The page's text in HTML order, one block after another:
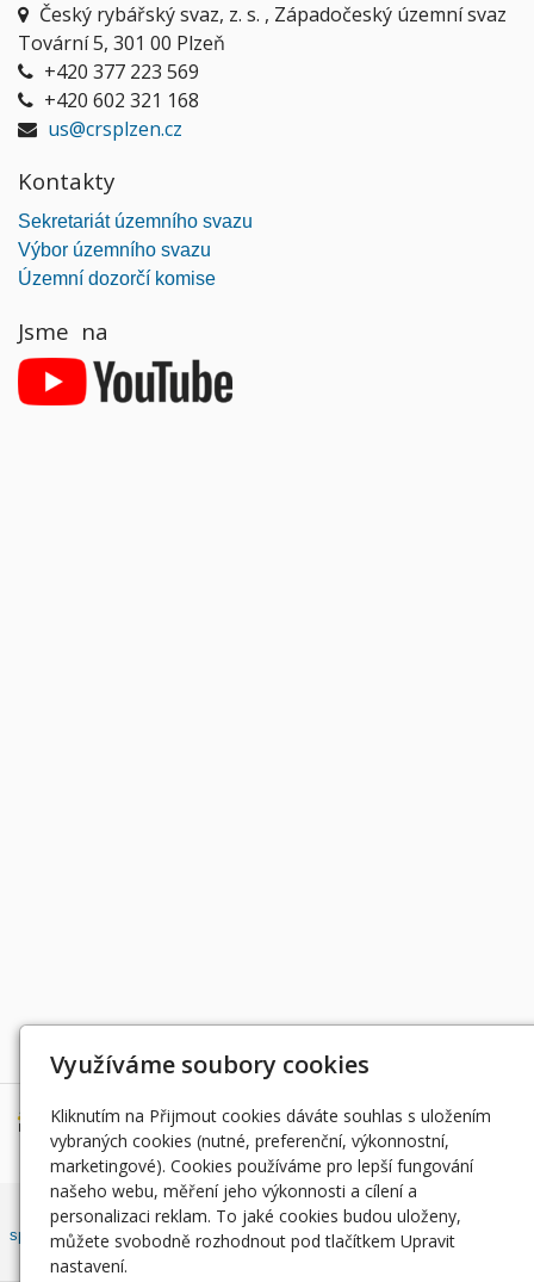
Český rybářský svaz, z. s. , Západočeský územní svaz
Tovární 5, 301 00 Plzeň
+420 377 223 569
+420 602 321 168
us@crsplzen.cz
Kontakty
Sekretariát územního svazu
Výbor územního svazu
Územní dozorčí komise
Jsme na
Děkujeme za podporu
Český rybářský svaz, z. s. , Západočeský územní svaz zapsán ve
spolkovém rejstříku, vedeným Městským soudem v Praze, oddíl L, vložka
Využíváme soubory cookies
Kliknutím na Přijmout cookies dáváte souhlas s uložením
vybraných cookies (nutné, preferenční, výkonnostní,
marketingové). Cookies používáme pro lepší fungování
našeho webu, měření jeho výkonnosti a cílení a
personalizaci reklam. To jaké cookies budou uloženy,
můžete svobodně rozhodnout pod tlačítkem Upravit
nastavení.